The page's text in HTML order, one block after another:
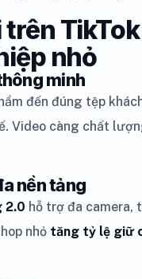
nhỏ
minh
đến đúng tệp
Video càng chất
nền tảng
2.0 hỗ trợ đa camera,
nhỏ tăng tỷ lệ giữ